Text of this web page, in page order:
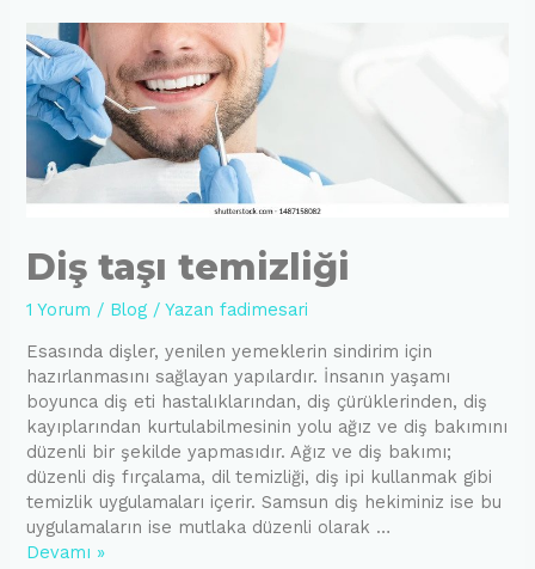
Diş taşı temizliği
1 Yorum / Blog / Yazan fadimesari
Esasında dişler, yenilen yemeklerin sindirim için
hazırlanmasını sağlayan yapılardır. İnsanın yaşamı
boyunca diş eti hastalıklarından, diş çürüklerinden, diş
kayıplarından kurtulabilmesinin yolu ağız ve diş bakımını
düzenli bir şekilde yapmasıdır. Ağız ve diş bakımı;
düzenli diş fırçalama, dil temizliği, diş ipi kullanmak gibi
temizlik uygulamaları içerir. Samsun diş hekiminiz ise bu
uygulamaların ise mutlaka düzenli olarak …
Diş
Devamı »